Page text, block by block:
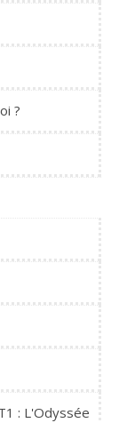
?
: L'Odyssée